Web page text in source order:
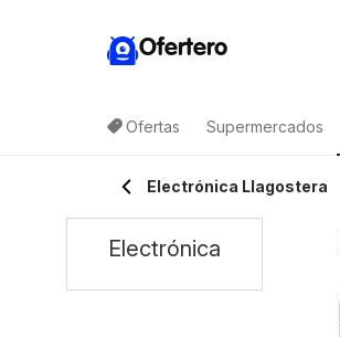
Ofertero
Ofertas Supermercados
Electrónica Llagostera
Electrónica